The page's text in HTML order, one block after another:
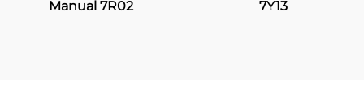
Manual 7R02
7Y13